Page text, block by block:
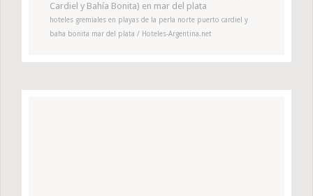
Cardiel y Bahía Bonita) en mar del plata
hoteles gremiales en playas de la perla norte puerto cardiel y
baha bonita mar del plata / Hoteles-Argentina.net